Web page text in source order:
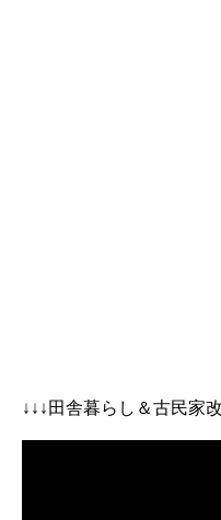
↓↓↓田舎暮らし＆古民家